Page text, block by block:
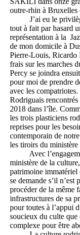
outre-rhin à
J’ai eu le privilège
tout à fait par hasard
représentation à la
de mon domicile à
Pierre-Louis, Ricardo
frais sur les marches
Percy se joindra
pour moi de prendre
avec les
Rodriguais rencontrés
2018 dans l’île.
les trois plasticiens
reprises pour les
contemporain de
les tiroirs du
Avec
ministère de la
patrimoine
se demande s’il n’est
procéder de la même
infrastructures de sa
pour toutes à l’appui
soucieux du culte
complexe pour être